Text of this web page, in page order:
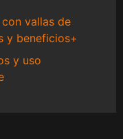
vallas de
y beneficios+
y uso